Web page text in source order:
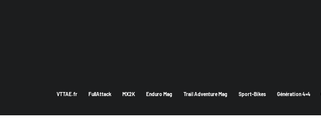
VTTAE.fr FullAttack MX2K Enduro Mag Trail Adventure Mag Sport-Bikes Génération 4×4